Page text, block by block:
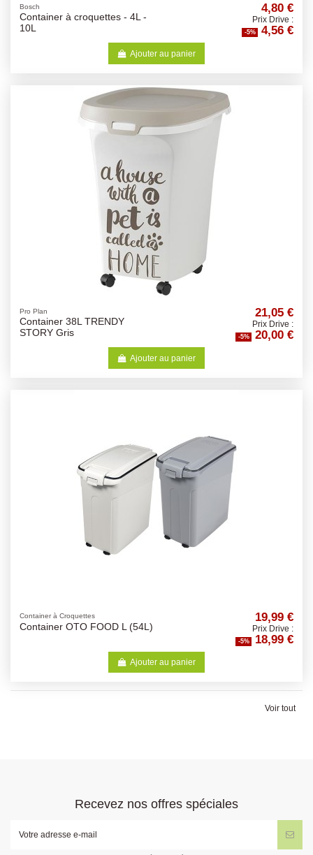
Bosch
Container à croquettes - 4L -
10L
4,80 €
Prix Drive :
-5% 4,56 €
Ajouter au panier
Pro Plan
Container 38L TRENDY
STORY Gris
21,05 €
Prix Drive :
-5% 20,00 €
Ajouter au panier
Container à Croquettes
Container OTO FOOD L (54L)
19,99 €
Prix Drive :
-5% 18,99 €
Ajouter au panier
Voir tout
Recevez nos offres spéciales